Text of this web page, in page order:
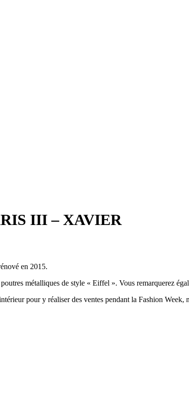
III – XAVIER
en 2015.
métalliques de style « Eiffel ». Vous remarquerez
pour y réaliser des ventes pendant la Fashion Week,